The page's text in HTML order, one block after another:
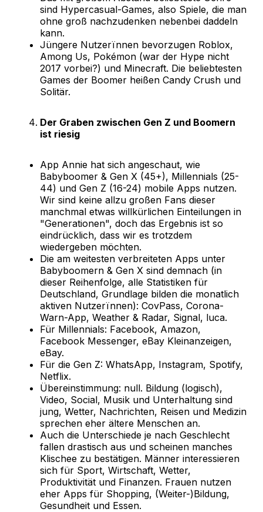
sind Hypercasual-Games, also Spiele, die man
ohne groß nachzudenken nebenbei daddeln
kann.
Jüngere Nutzerïnnen bevorzugen Roblox,
Among Us, Pokémon (war der Hype nicht
2017 vorbei?) und Minecraft. Die beliebtesten
Games der Boomer heißen Candy Crush und
Solitär.
Der Graben zwischen Gen Z und Boomern
ist riesig
App Annie hat sich angeschaut, wie
Babyboomer & Gen X (45+), Millennials (25-
44) und Gen Z (16-24) mobile Apps nutzen.
Wir sind keine allzu großen Fans dieser
manchmal etwas willkürlichen Einteilungen in
"Generationen", doch das Ergebnis ist so
eindrücklich, dass wir es trotzdem
wiedergeben möchten.
Die am weitesten verbreiteten Apps unter
Babyboomern & Gen X sind demnach (in
dieser Reihenfolge, alle Statistiken für
Deutschland, Grundlage bilden die monatlich
aktiven Nutzerïnnen): CovPass, Corona-
Warn-App, Weather & Radar, Signal, luca.
Für Millennials: Facebook, Amazon,
Facebook Messenger, eBay Kleinanzeigen,
eBay.
Für die Gen Z: WhatsApp, Instagram, Spotify,
Netflix.
Übereinstimmung: null. Bildung (logisch),
Video, Social, Musik und Unterhaltung sind
jung, Wetter, Nachrichten, Reisen und Medizin
sprechen eher ältere Menschen an.
Auch die Unterschiede je nach Geschlecht
fallen drastisch aus und scheinen manches
Klischee zu bestätigen. Männer interessieren
sich für Sport, Wirtschaft, Wetter,
Produktivität und Finanzen. Frauen nutzen
eher Apps für Shopping, (Weiter-)Bildung,
Gesundheit und Essen.